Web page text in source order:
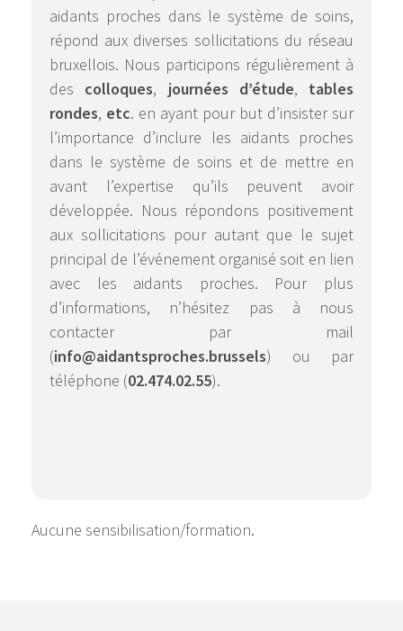
aidants proches dans le système de soins,
répond aux diverses sollicitations du réseau
bruxellois. Nous participons régulièrement à
des colloques, journées d’étude, tables
rondes, etc. en ayant pour but d’insister sur
l’importance d’inclure les aidants proches
dans le système de soins et de mettre en
avant l’expertise qu’ils peuvent avoir
développée. Nous répondons positivement
aux sollicitations pour autant que le sujet
principal de l’événement organisé soit en lien
avec les aidants proches. Pour plus
d’informations, n’hésitez pas à nous
contacter par mail
(info@aidantsproches.brussels) ou par
téléphone (02.474.02.55).
Aucune sensibilisation/formation.